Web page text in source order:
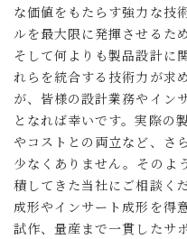
な価値をもたらす強力な技
ルを最大限に発揮させるた
そして何よりも製品設計に
れらを統合する技術力が求
が、皆様の設計業務やイン
となれば幸いです。実際の
やコストとの両立など、さ
少なくありません。そのよ
積してきた当社にご相談く
成形やインサート成形を得
試作、量産まで一貫したサ